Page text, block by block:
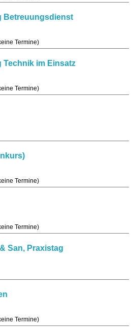
Betreuungsdienst
Termine)
im Einsatz
Termine)
Termine)
Termine)
San, Praxistag
Termine)